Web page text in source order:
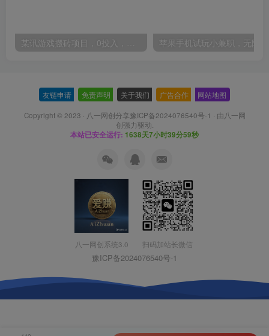
某讯游戏搬砖项目，0投入，可以挂机，轻松上手,月入3000+上不封顶
友链申请 免责声明 关于我们 广告合作 网站地图
Copyright © 2023 · 八一网创分享豫ICP备2024076540号-1 · 由八一网
创强力驱动.
本站已安全运行: 1638天7小时40分0秒
八一网创系统3.0 扫码加站长微信
豫ICP备2024076540号-1